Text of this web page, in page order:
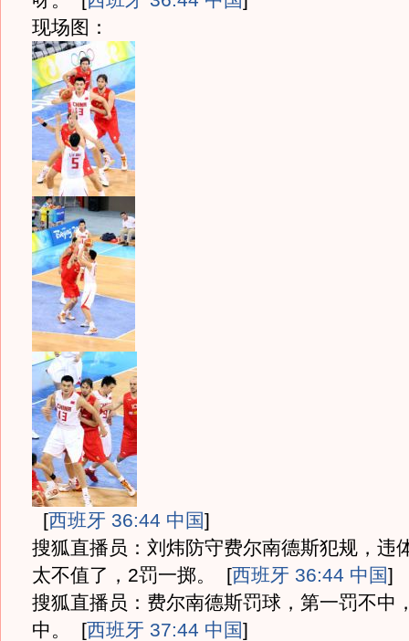
现场图：
[西班牙 36:44 中国]
搜狐直播员：刘炜防守费尔南德斯犯规，违
太不值了，2罚一掷。
[西班牙 36:44 中国]
搜狐直播员：费尔南德斯罚球，第一罚不中
中。
[西班牙 37:44 中国]